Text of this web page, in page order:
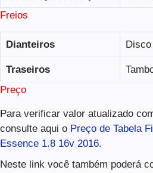
Freios
Dianteiros
Traseiros
Preço
Para verificar valor atualizado
consulte aqui o Preço de Tabela
Essence 1.8 16v 2016.
Neste link você também poderá